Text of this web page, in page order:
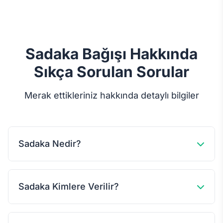
Sadaka Bağışı Hakkında
Sıkça Sorulan Sorular
Merak ettikleriniz hakkında detaylı bilgiler
Sadaka Nedir?
karşılığı yalnızca Allah'tan beklenen her türlü
Sadaka Kimlere Verilir?